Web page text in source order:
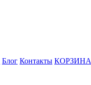
Блог Контакты КОРЗИНА